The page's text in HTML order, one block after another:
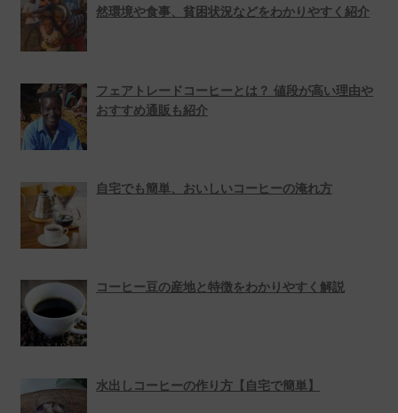
ン
然環境や食事、貧困状況などをわかりやすく紹介
フェアトレードコーヒーとは？ 値段が高い理由や
おすすめ通販も紹介
自宅でも簡単、おいしいコーヒーの淹れ方
コーヒー豆の産地と特徴をわかりやすく解説
水出しコーヒーの作り方【自宅で簡単】